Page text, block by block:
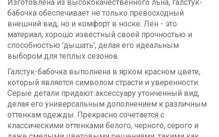
Изготовлена из высококачественного льна, галстук-
бабочка обеспечивает не только превосходный
внешний вид, но и комфорт в носке. Лён - это
материал, хорошо известный своей прочностью и
способностью 'дышать', делая его идеальным
выбором для теплых сезонов.
Галстук-бабочка выполнена в ярком красном цвете,
который является символом страсти и уверенности.
Серые детали придают аксессуару утонченный вид,
делая его универсальным дополнением к различным
оттенкам одежды. Прекрасно сочетается с
классическими оттенками белого, черного, серого и